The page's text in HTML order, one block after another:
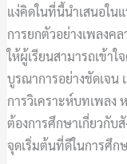
แง่คิดในที่นี้นำเสนอใน
การยกตัวอย่างเพลงค
ให้ผู้เรียนสามารถเข้า
บูรณาการอย่างชัดเจน
การวิเคราะห์บทเพลง
ต้องการศึกษาเกี่ยวกับ
จุดเริ่มต้นที่ดีในการศึก